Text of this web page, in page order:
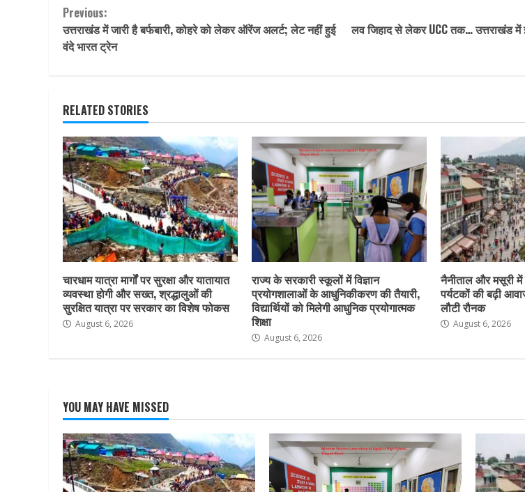
Continue
Reading
Previous:
उत्तराखंड में जारी है बर्फबारी, कोहरे को लेकर ऑरेंज अलर्ट; लेट नहीं हुई
वंदे भारत ट्रेन
लव जिहाद से लेकर UCC तक… उत्तराखंड में
RELATED STORIES
चारधाम यात्रा मार्गों पर सुरक्षा और यातायात
व्यवस्था होगी और सख्त, श्रद्धालुओं की
सुरक्षित यात्रा पर सरकार का विशेष फोकस
August 6, 2026
राज्य के सरकारी स्कूलों में विज्ञान
प्रयोगशालाओं के आधुनिकीकरण की तैयारी,
विद्यार्थियों को मिलेगी आधुनिक प्रयोगात्मक
शिक्षा
August 6, 2026
नैनीताल और मसूरी
पर्यटकों की बढ़ी
लौटी रौनक
August 6, 2026
YOU MAY HAVE MISSED